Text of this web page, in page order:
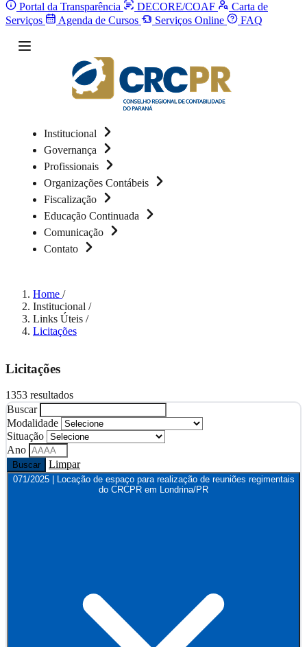
Portal da Transparência DECORE/COAF
Carta de
Serviços
Agenda de Cursos Serviços Online FAQ
Institucional
Governança
Profissionais
Organizações Contábeis
Fiscalização
Educação Continuada
Comunicação
Contato
Home /
Institucional /
Links Úteis /
Licitações
Licitações
1353 resultados
Buscar
Modalidade
Situação
Ano
Buscar Limpar
071/2025 | Locação de espaço para realização de reuniões regimentais
do CRCPR em Londrina/PR